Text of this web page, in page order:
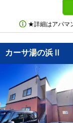
★詳細はアパマ
カーサ湯の浜Ⅱ